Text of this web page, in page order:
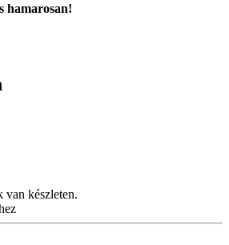
hamarosan!
van készleten.